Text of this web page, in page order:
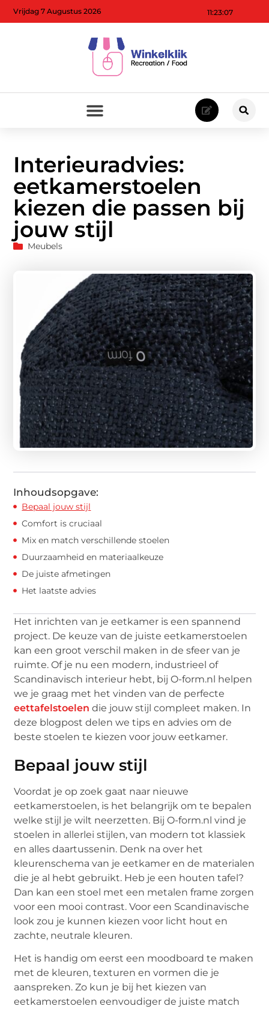
11:23:08
Vrijdag 7 Augustus 2026
Interieuradvies:
eetkamerstoelen
kiezen die passen bij
jouw stijl
Meubels
Inhoudsopgave:
Bepaal jouw stijl
Comfort is cruciaal
Mix en match verschillende stoelen
Duurzaamheid en materiaalkeuze
De juiste afmetingen
Het laatste advies
Het inrichten van je eetkamer is een spannend
project. De keuze van de juiste eetkamerstoelen
kan een groot verschil maken in de sfeer van je
ruimte. Of je nu een modern, industrieel of
Scandinavisch interieur hebt, bij O-form.nl helpen
we je graag met het vinden van de perfecte
eettafelstoelen die jouw stijl compleet maken. In
deze blogpost delen we tips en advies om de
beste stoelen te kiezen voor jouw eetkamer.
Bepaal jouw stijl
Voordat je op zoek gaat naar nieuwe
eetkamerstoelen, is het belangrijk om te bepalen
welke stijl je wilt neerzetten. Bij O-form.nl vind je
stoelen in allerlei stijlen, van modern tot klassiek
en alles daartussenin. Denk na over het
kleurenschema van je eetkamer en de materialen
die je al hebt gebruikt. Heb je een houten tafel?
Dan kan een stoel met een metalen frame zorgen
voor een mooi contrast. Voor een Scandinavische
look zou je kunnen kiezen voor licht hout en
zachte, neutrale kleuren.
Het is handig om eerst een moodboard te maken
met de kleuren, texturen en vormen die je
aanspreken. Zo kun je bij het kiezen van
eetkamerstoelen eenvoudiger de juiste match